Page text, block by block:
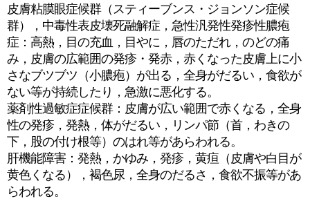
皮膚粘膜眼症候群（スティーブンス・ジョンソン症候
群），中毒性表皮壊死融解症，急性汎発性発疹性膿疱
症：高熱，目の充血，目やに，唇のただれ，のどの痛
み，皮膚の広範囲の発疹・発赤，赤くなった皮膚上に小
さなブツブツ（小膿疱）が出る，全身がだるい，食欲が
ない等が持続したり，急激に悪化する。
薬剤性過敏症症候群：皮膚が広い範囲で赤くなる，全身
性の発疹，発熱，体がだるい，リンパ節（首，わきの
下，股の付け根等）のはれ等があらわれる。
肝機能障害：発熱，かゆみ，発疹，黄疸（皮膚や白目が
黄色くなる），褐色尿，全身のだるさ，食欲不振等があ
らわれる。